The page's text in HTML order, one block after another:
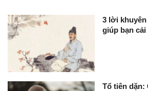
3 lời khuyên
giúp bạn
Tổ tiên